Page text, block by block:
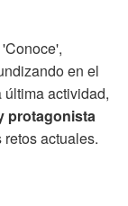
en el
actividad,
protagonista
actuales.